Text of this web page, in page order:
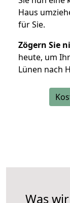
Haus
für Sie.
Zögern Sie
heute, um
Lünen nach
Was